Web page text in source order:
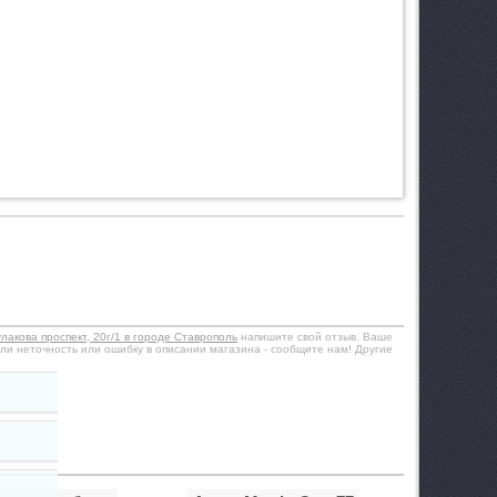
проспект, 20г/1 в городе Ставрополь напишите свой отзыв. Ваше
неточность или ошибку в описании магазина - сообщите нам! Другие